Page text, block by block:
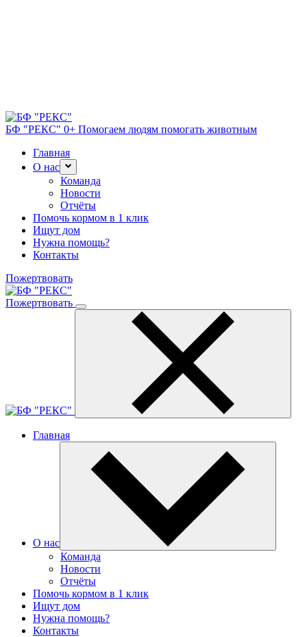
БФ "РЕКС" 0+ Помогаем людям помогать животным
Главная
О нас
Команда
Новости
Отчёты
Помочь кормом в 1 клик
Ищут дом
Нужна помощь?
Контакты
Пожертвовать
Пожертвовать
Главная
О нас
Команда
Новости
Отчёты
Помочь кормом в 1 клик
Ищут дом
Нужна помощь?
Контакты